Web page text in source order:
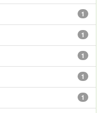
1
1
1
1
1